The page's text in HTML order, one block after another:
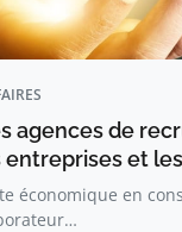
agences de
et
économique en